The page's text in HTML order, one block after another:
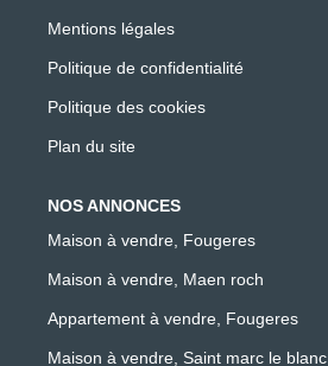
Mentions légales
Politique de confidentialité
Politique des cookies
Plan du site
NOS ANNONCES
Maison à vendre, Fougeres
Maison à vendre, Maen roch
Appartement à vendre, Fougeres
Maison à vendre, Saint marc le blanc